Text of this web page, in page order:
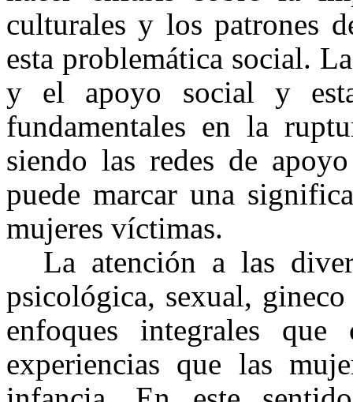
culturales y los patrones
esta problemática social.
y el apoyo social y
fundamentales en la
siendo las redes de
puede marcar una
mujeres víctimas.
La atención a las
psicológica, sexual,
enfoques integrales
experiencias que las